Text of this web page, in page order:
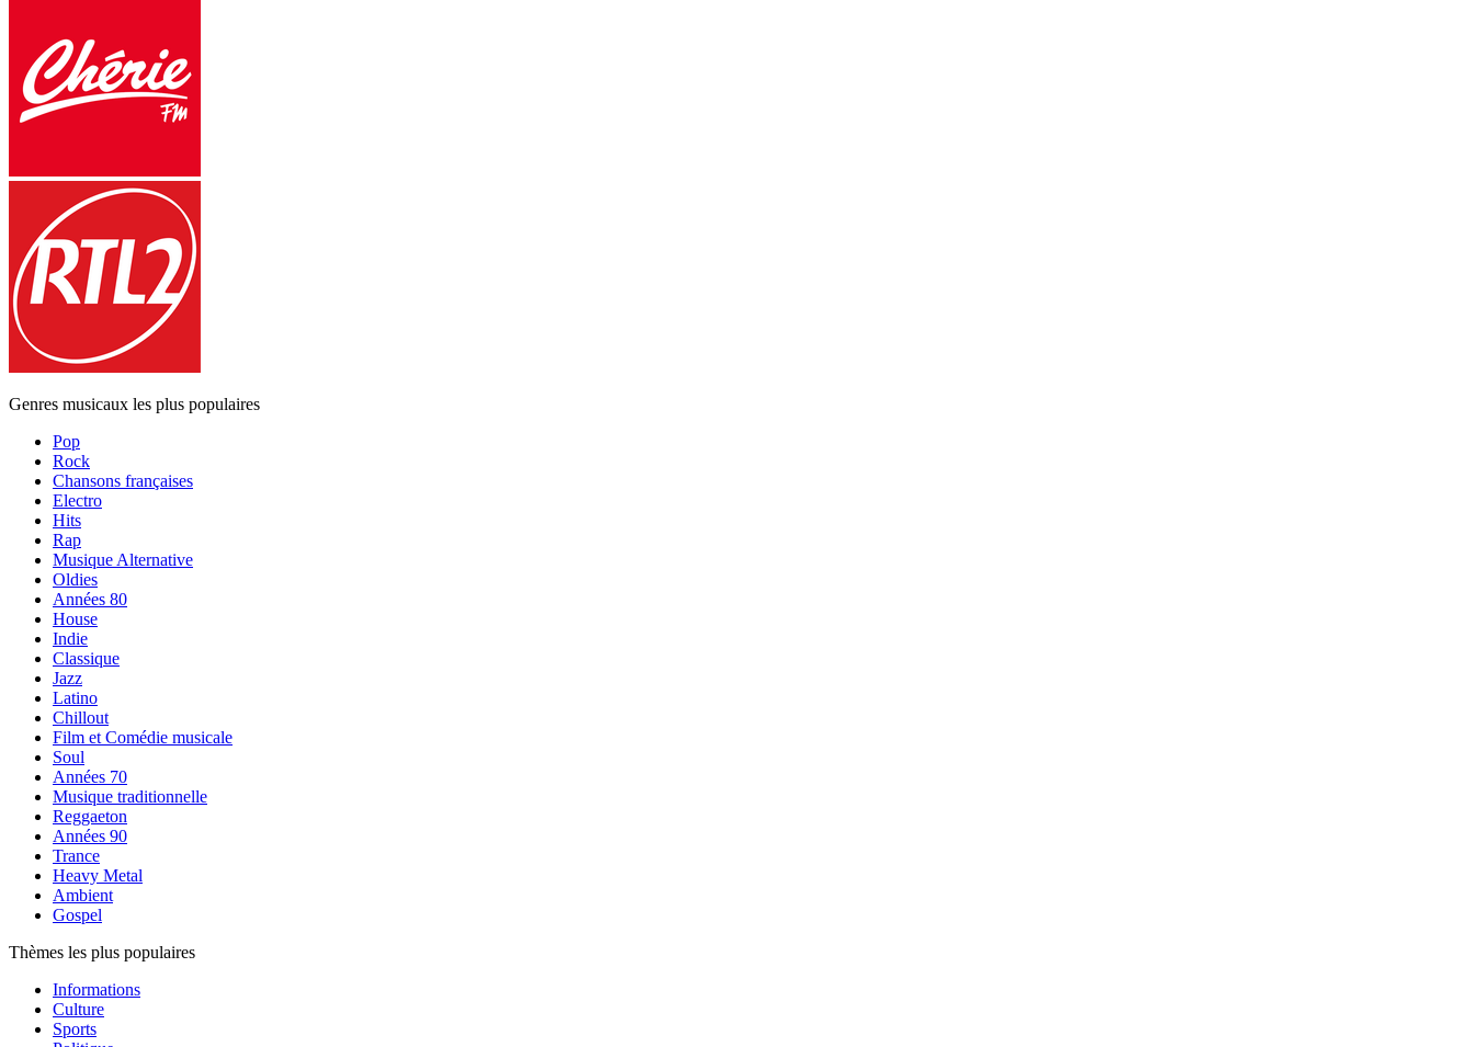
Genres musicaux les plus populaires
Pop
Rock
Chansons françaises
Electro
Hits
Rap
Musique Alternative
Oldies
Années 80
House
Indie
Classique
Jazz
Latino
Chillout
Film et Comédie musicale
Soul
Années 70
Musique traditionnelle
Reggaeton
Années 90
Trance
Heavy Metal
Ambient
Gospel
Thèmes les plus populaires
Informations
Culture
Sports